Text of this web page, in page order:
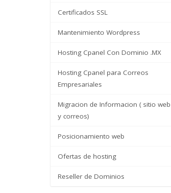
Certificados SSL
Mantenimiento Wordpress
Hosting Cpanel Con Dominio .MX
Hosting Cpanel para Correos
Empresariales
Migracion de Informacion ( sitio web
y correos)
Posicionamiento web
Ofertas de hosting
Reseller de Dominios